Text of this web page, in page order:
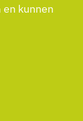
kunnen